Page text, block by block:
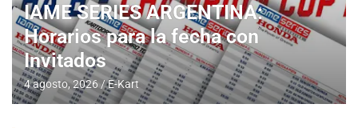
IAME SERIES ARGENTINA:
Horarios para la fecha con
Invitados
4 agosto, 2026 E-Kart